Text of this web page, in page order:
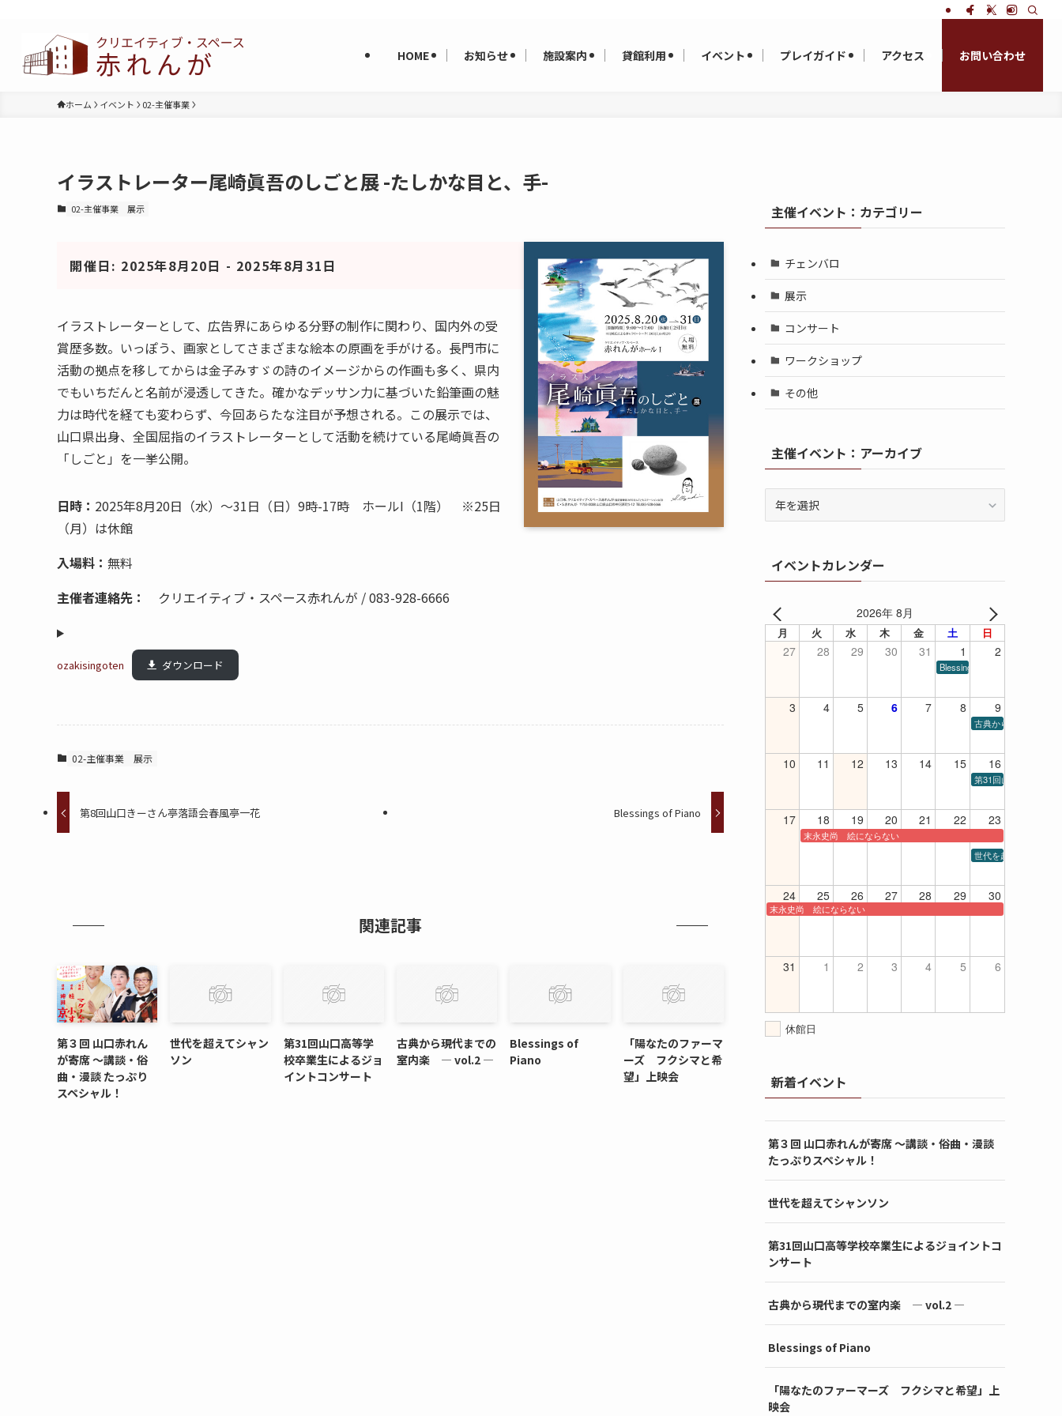
HOME お知らせ 施設案内 貸館利用 イベント プレイガイド アクセス お問い合わせ
ホーム イベント 02-主催事業
イラストレーター尾崎眞吾のしごと展 -たしかな目と、手-
02-主催事業 展示
開催日: 2025年8月20日 - 2025年8月31日
イラストレーターとして、広告界にあらゆる分野の制作に関わり、国内外の受
賞歴多数。いっぽう、画家としてさまざまな絵本の原画を手がける。長門市に
活動の拠点を移してからは金子みすゞの詩のイメージからの作画も多く、県内
でもいちだんと名前が浸透してきた。確かなデッサン力に基づいた鉛筆画の魅
力は時代を経ても変わらず、今回あらたな注目が予想される。この展示では、
山口県出身、全国屈指のイラストレーターとして活動を続けている尾崎眞吾の
「しごと」を一挙公開。
日時： 2025年8月20日（水）～31日（日）9時-17時 ホールI（1階） ※25日
（月）は休館
入場料： 無料
主催者連絡先：
クリエイティブ・スペース赤れんが / 083-928-6666
ozakisingoten ダウンロード
02-主催事業 展示
第8回山口きーさん亭落語会春風亭一花 Blessings of Piano
関連記事
第３回 山口赤れん
が寄席 〜講談・俗
曲・漫談 たっぷり
スペシャル！
世代を超えてシャン
ソン
第31回山口高等学
校卒業生によるジョ
イントコンサート
古典から現代までの
室内楽 ― vol.2 ―
Blessings of
Piano
「陽なたのファーマ
ーズ フクシマと希
望」上映会
主催イベント：カテゴリー
チェンバロ
展示
コンサート
ワークショップ
その他
主催イベント：アーカイブ
イベントカレンダー
2026年 8月
月 火 水 木 金 土 日
27 28 29 30 31 1 2
Blessings of Piano
3 4 5 6 7 8 9
古典から現代まで
10 11 12 13 14 15 16
第31回山口高等学校
17 18 19 20 21 22 23
末永史尚 絵にならない
世代を超えてシャン
24 25 26 27 28 29 30
末永史尚 絵にならない
31 1 2 3 4 5 6
休館日
新着イベント
第３回 山口赤れんが寄席 〜講談・俗曲・漫談
たっぷりスペシャル！
世代を超えてシャンソン
第31回山口高等学校卒業生によるジョイントコ
ンサート
古典から現代までの室内楽 ― vol.2 ―
Blessings of Piano
「陽なたのファーマーズ フクシマと希望」上
映会